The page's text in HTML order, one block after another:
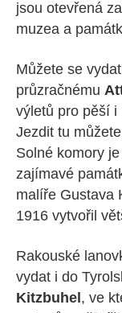
jsou otevřená
muzea a
Můžete se
průzračnému
výletů pro pěší i
Jezdit tu
Solné komory
zajímavé
malíře Gustava
1916 vytvořil
Rakouské
vydat i do
Kitzbuhel, ve